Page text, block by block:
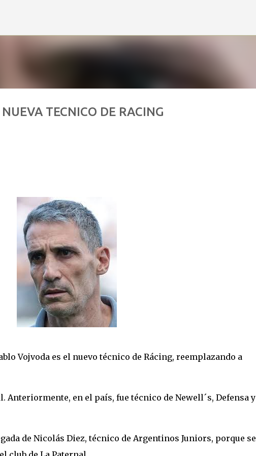
TECNICO DE RACING
Vojvoda es el nuevo técnico de Rácing, reemplazando a
Anteriormente, en el país, fue técnico de Newell´s, Defensa y
de Nicolás Diez, técnico de Argentinos Juniors, porque se